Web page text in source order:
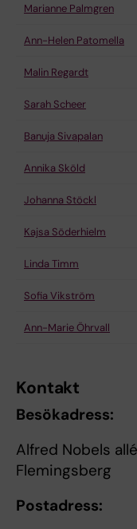
Marianne Palmgren
Ann-Helen Patomella
Malin Regardt
Sarah Scheer
Banuja Sivapalan
Annika Sköld
Johanna Stöckl
Kajsa Söderhielm
Linda Timm
Sofia Vikström
Ann-Marie Öhrvall
Kontakt
Besökadress:
Alfred Nobels
Flemingsberg
Postadress: